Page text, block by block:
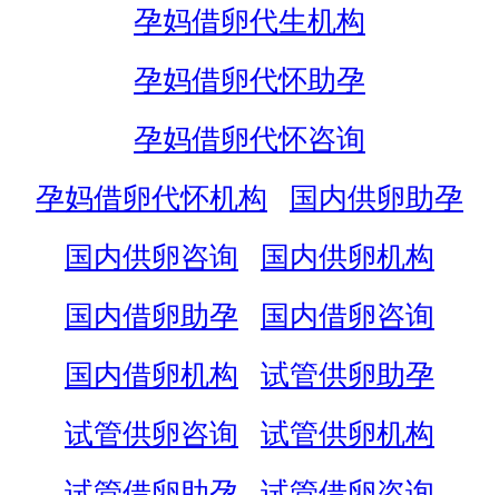
孕妈借卵代生机构
孕妈借卵代怀助孕
孕妈借卵代怀咨询
孕妈借卵代怀机构
国内供卵助孕
国内供卵咨询
国内供卵机构
国内借卵助孕
国内借卵咨询
国内借卵机构
试管供卵助孕
试管供卵咨询
试管供卵机构